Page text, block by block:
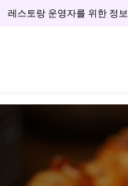
레스토랑 운영자를 위한 정보